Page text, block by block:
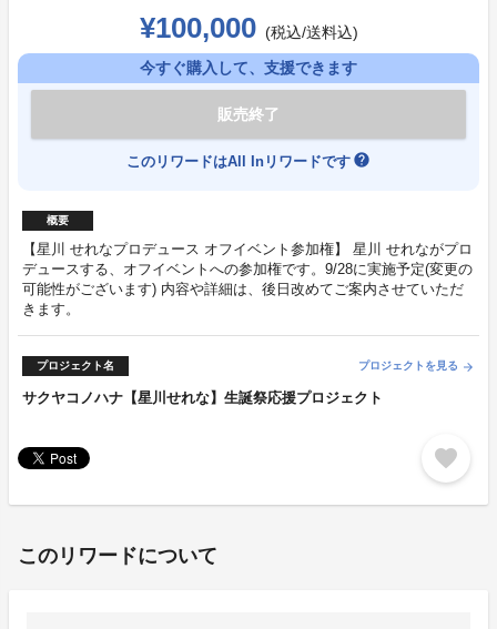
¥100,000 (税込/送料込)
今すぐ購入して、支援できます
販売終了
このリワードはAll Inリワードです help
概要
【星川 せれなプロデュース オフイベント参加権】 星川 せれながプロ
デュースする、オフイベントへの参加権です。9/28に実施予定(変更の
可能性がございます) 内容や詳細は、後日改めてご案内させていただ
きます。
プロジェクト名 プロジェクトを見る arrow_forward
サクヤコノハナ【星川せれな】生誕祭応援プロジェクト
favorite
このリワードについて